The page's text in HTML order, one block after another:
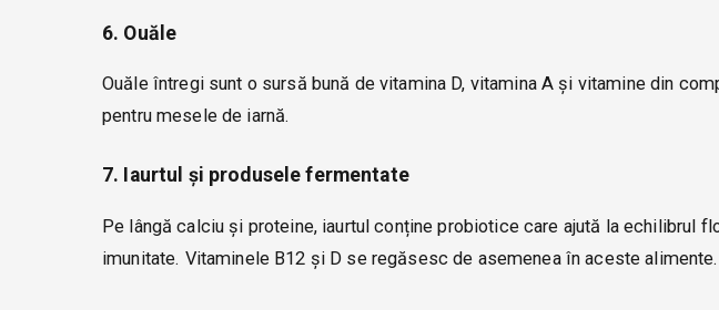
6. Ouăle
Ouăle întregi sunt o sursă bună de vitamina D, vitamina A și vitamine din
pentru mesele de iarnă.
7. Iaurtul și produsele fermentate
Pe lângă calciu și proteine, iaurtul conține probiotice care ajută la echilibrul
imunitate. Vitaminele B12 și D se regăsesc de asemenea în aceste alimente.